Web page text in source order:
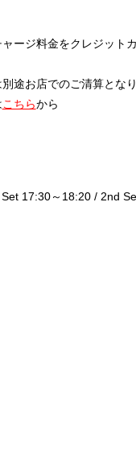
ージ料金をクレジット
途お店でのご清算となり
こちらから
17:30～18:20 / 2nd